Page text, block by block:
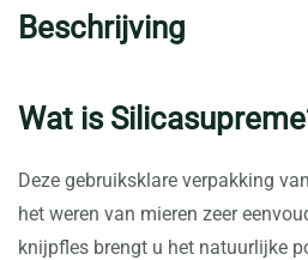
Beschrijving
Wat is
Deze gebruiksklare verpakking
het weren van mieren zeer
knijpfles brengt u het natuurlijke